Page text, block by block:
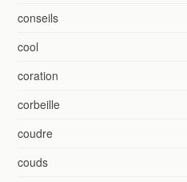
conseils
cool
coration
corbeille
coudre
couds